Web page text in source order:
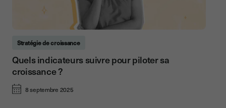
Stratégie de croissance
Quels indicateurs suivre pour piloter sa
croissance ?
8 septembre 2025